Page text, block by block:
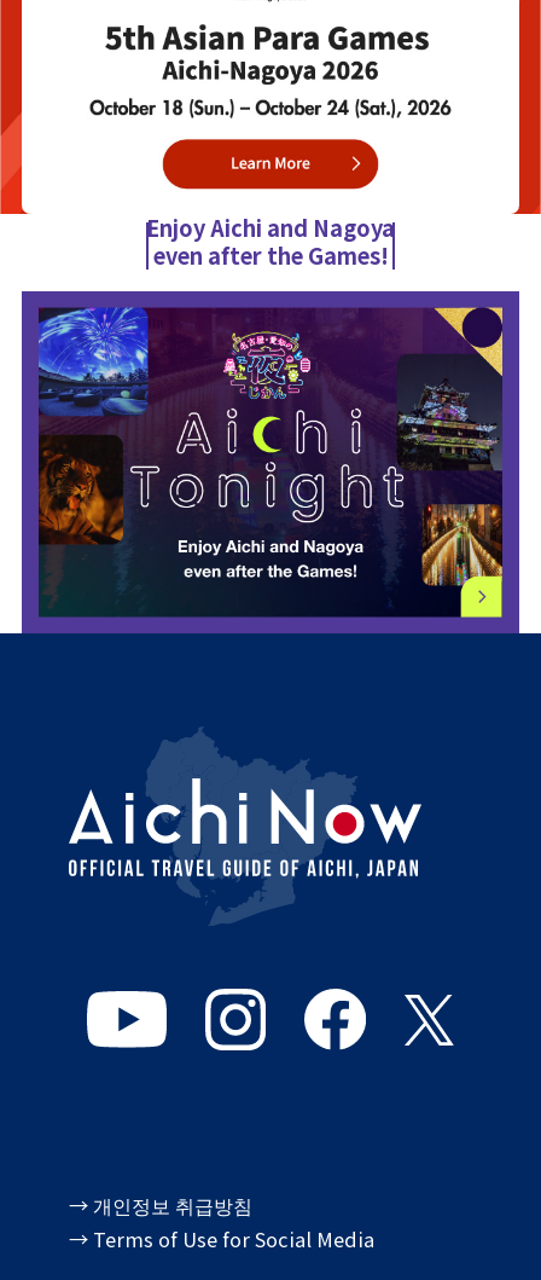
Enjoy Aichi and Nagoya
even after the Games!
→ 개인정보 취급방침
→ Terms of Use for Social Media